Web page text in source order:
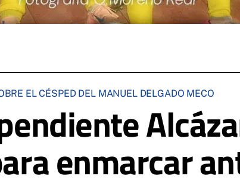
EL CÉSPED DEL MANUEL DELGADO MECO
enmarcar